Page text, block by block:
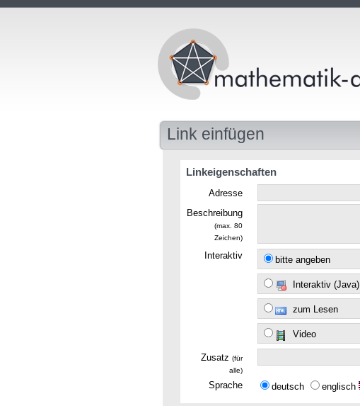
Link einfügen
Linkeigenschaften
Adresse
Beschreibung
(max. 80
Zeichen)
Interaktiv bitte angeben
Interaktiv (Java)
zum Lesen
Video
Zusatz (für
alle)
Sprache deutsch englisch